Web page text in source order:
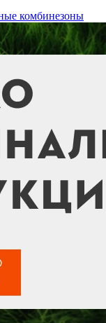
комбинезоны